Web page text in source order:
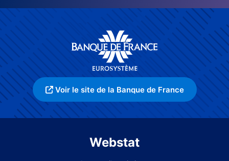
Voir le site de la Banque de France
Webstat